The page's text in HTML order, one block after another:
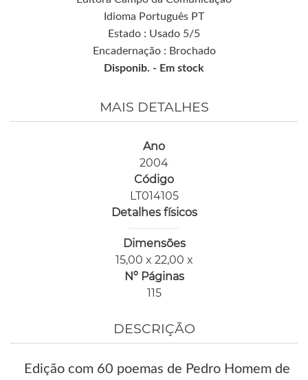
Idioma Português PT
Estado : Usado 5/5
Encadernação : Brochado
Disponib. - Em stock
MAIS DETALHES
Ano
2004
Código
LT014105
Detalhes físicos
Dimensões
15,00 x 22,00 x
Nº Páginas
115
DESCRIÇÃO
Edição com 60 poemas de Pedro Homem de